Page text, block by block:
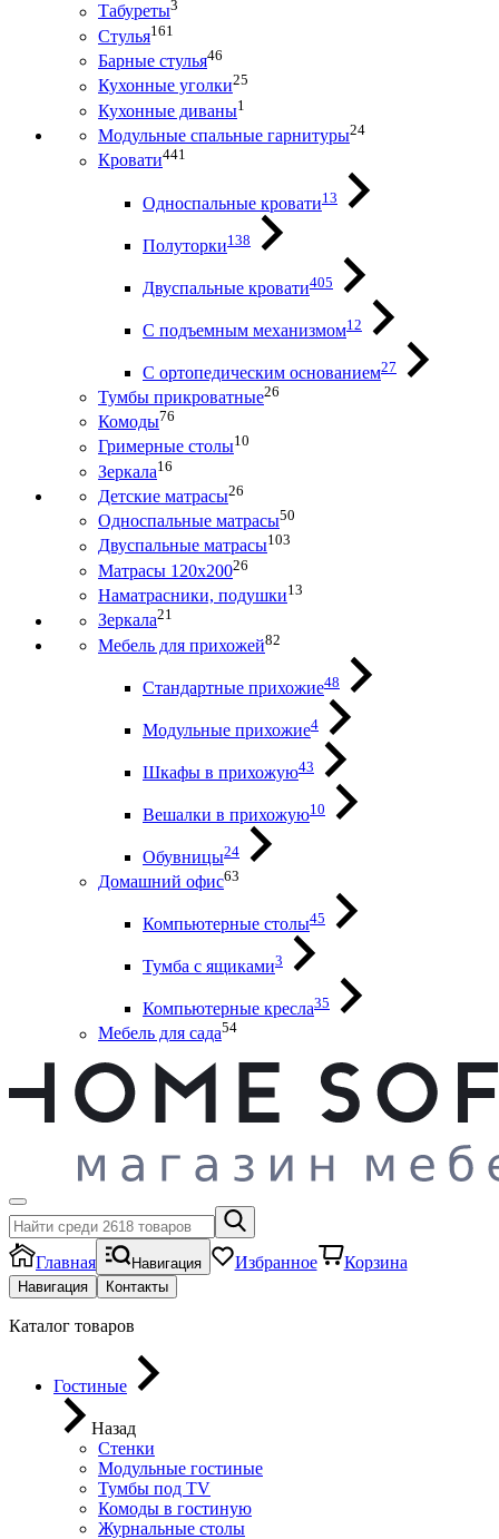
Табуреты3
Стулья161
Барные стулья46
Кухонные уголки25
Кухонные диваны1
Модульные спальные гарнитуры24
Кровати441
Односпальные кровати13
Полуторки138
Двуспальные кровати405
С подъемным механизмом12
С ортопедическим основанием27
Тумбы прикроватные26
Комоды76
Гримерные столы10
Зеркала16
Детские матрасы26
Односпальные матрасы50
Двуспальные матрасы103
Матрасы 120х20026
Наматрасники, подушки13
Зеркала21
Мебель для прихожей82
Стандартные прихожие48
Модульные прихожие4
Шкафы в прихожую43
Вешалки в прихожую10
Обувницы24
Домашний офис63
Компьютерные столы45
Тумба с ящиками3
Компьютерные кресла35
Мебель для сада54
Главная Навигация Избранное Корзина
Навигация Контакты
Каталог товаров
Гостиные
Назад
Стенки
Модульные гостиные
Тумбы под ТV
Комоды в гостиную
Журнальные столы